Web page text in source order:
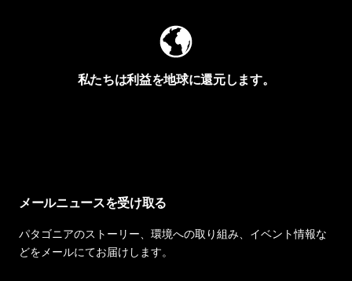
私たちは利益を地球に還元します。
メールニュースを受け取る
パタゴニアのストーリー、環境への取り組み、イベント情報な
どをメールにてお届けします。